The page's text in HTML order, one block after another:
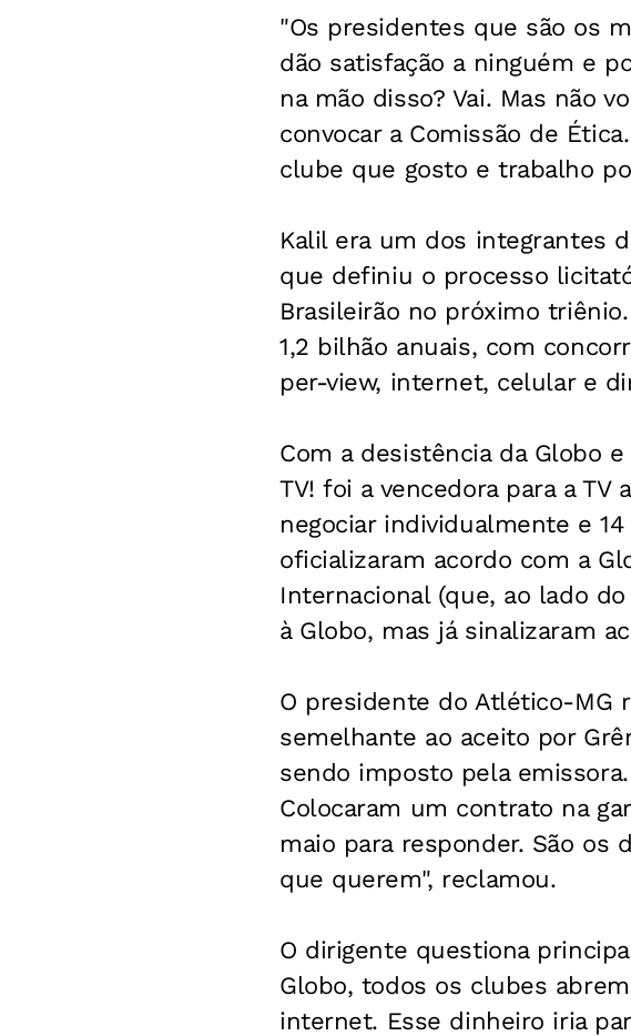
"Os presidentes que são os
dão satisfação a ninguém e
na mão disso? Vai. Mas não
convocar a Comissão de
clube que gosto e trabalho
Kalil era um dos integrantes
que definiu o processo
Brasileirão no próximo
1,2 bilhão anuais, com
per-view, internet, celular e
Com a desistência da Globo
TV! foi a vencedora para a
negociar individualmente e
oficializaram acordo com a
Internacional (que, ao lado
à Globo, mas já sinalizaram
O presidente do Atlético-MG
semelhante ao aceito por
sendo imposto pela
Colocaram um contrato na
maio para responder. São
que querem", reclamou.
O dirigente questiona
Globo, todos os clubes
internet. Esse dinheiro iria